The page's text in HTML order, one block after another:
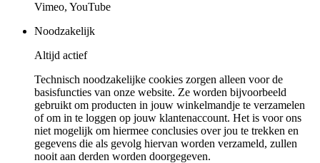
Vimeo, YouTube
Noodzakelijk
Altijd actief
Technisch noodzakelijke cookies zorgen alleen voor de
basisfuncties van onze website. Ze worden bijvoorbeeld
gebruikt om producten in jouw winkelmandje te verzamelen
of om in te loggen op jouw klantenaccount. Het is voor ons
niet mogelijk om hiermee conclusies over jou te trekken en
gegevens die als gevolg hiervan worden verzameld, zullen
nooit aan derden worden doorgegeven.